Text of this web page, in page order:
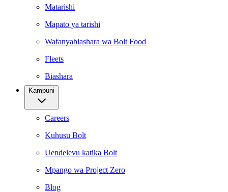
Matarishi
Mapato ya tarishi
Wafanyabiashara wa Bolt Food
Fleets
Biashara
Kampuni
Careers
Kuhusu Bolt
Uendelevu katika Bolt
Mpango wa Project Zero
Blog